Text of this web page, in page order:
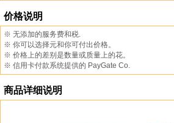
价格说明
※ 无添加的服务费和税.
※ 你可以选择元和你可付出价格。
※ 价格上的差别是数量或质量上的花。
※ 信用卡付款系统提供的 PayGate Co.
商品详细说明